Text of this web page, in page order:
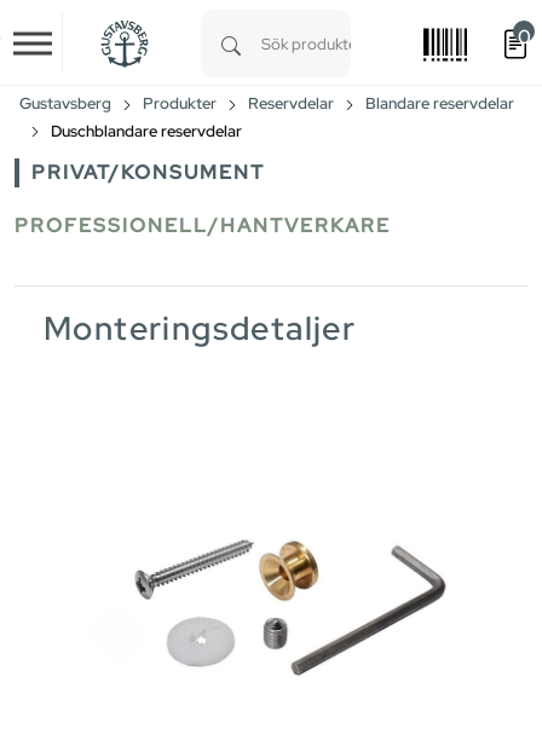
Skip to main content
0
Gustavsberg Produkter Reservdelar
Blandare reservdelar
Duschblandare reservdelar
PRIVAT/KONSUMENT
PROFESSIONELL/HANTVERKARE
Monteringsdetaljer